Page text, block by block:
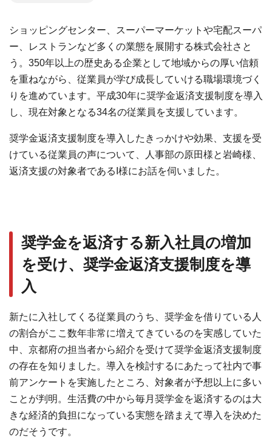
ショッピングセンター、スーパーマーケットや宅配スーパ
ー、レストランなど多くの業態を展開する株式会社さと
う。350年以上の歴史ある企業として地域からの厚い信頼
を重ねながら、従業員が学び成長していける職場環境づく
りを進めています。平成30年に奨学金返済支援制度を導入
し、現在対象となる34名の従業員を支援しています。
奨学金返済支援制度を導入したきっかけや効果、支援を受
けている従業員の声について、人事部の原田様と岩崎様、
返済支援の対象者であるI様にお話を伺いました。
奨学金を返済する新入社員の増加
を受け、奨学金返済支援制度を導
入
新たに入社してくる従業員のうち、奨学金を借りている人
の割合がここ数年非常に増えてきているのを実感していた
中、京都府の担当者から紹介を受けて奨学金返済支援制度
の存在を知りました。導入を検討するにあたって社内で事
前アンケートを実施したところ、対象者が予想以上に多い
ことが判明。生活費の中から毎月奨学金を返済するのは大
きな経済的負担になっている実態を踏まえて導入を決めた
のだそうです。